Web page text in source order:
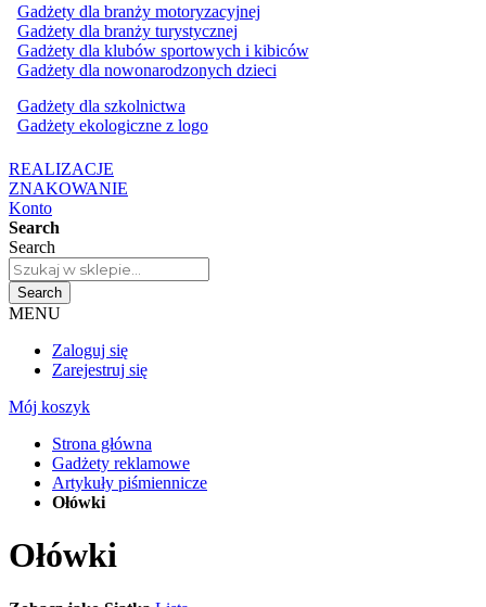
Gadżety dla branży motoryzacyjnej
Gadżety dla branży turystycznej
Gadżety dla klubów sportowych i kibiców
Gadżety dla nowonarodzonych dzieci
Gadżety dla szkolnictwa
Gadżety ekologiczne z logo
REALIZACJE
ZNAKOWANIE
Konto
Search
Search
Search
MENU
Zaloguj się
Zarejestruj się
Mój koszyk
Strona główna
Gadżety reklamowe
Artykuły piśmiennicze
Ołówki
Ołówki